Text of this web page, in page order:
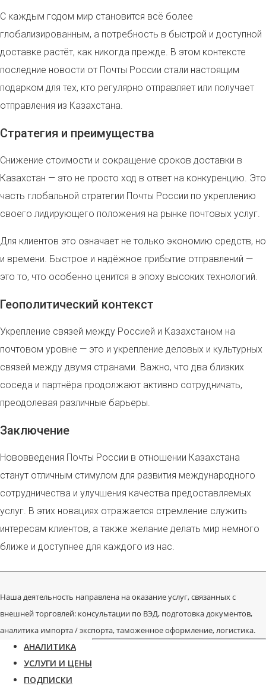
С каждым годом мир становится всё более
глобализированным, а потребность в быстрой и доступной
доставке растёт, как никогда прежде. В этом контексте
последние новости от Почты России стали настоящим
подарком для тех, кто регулярно отправляет или получает
отправления из Казахстана.
Стратегия и преимущества
Снижение стоимости и сокращение сроков доставки в
Казахстан — это не просто ход в ответ на конкуренцию. Это
часть глобальной стратегии Почты России по укреплению
своего лидирующего положения на рынке почтовых услуг.
Для клиентов это означает не только экономию средств, но
и времени. Быстрое и надёжное прибытие отправлений —
это то, что особенно ценится в эпоху высоких технологий.
Геополитический контекст
Укрепление связей между Россией и Казахстаном на
почтовом уровне — это и укрепление деловых и культурных
связей между двумя странами. Важно, что два близких
соседа и партнёра продолжают активно сотрудничать,
преодолевая различные барьеры.
Заключение
Нововведения Почты России в отношении Казахстана
станут отличным стимулом для развития международного
сотрудничества и улучшения качества предоставляемых
услуг. В этих новациях отражается стремление служить
интересам клиентов, а также желание делать мир немного
ближе и доступнее для каждого из нас.
Наша деятельность направлена на оказание услуг, связанных с
внешней торговлей: консультации по ВЭД, подготовка документов,
аналитика импорта / экспорта, таможенное оформление, логистика.
АНАЛИТИКА
УСЛУГИ И ЦЕНЫ
ПОДПИСКИ